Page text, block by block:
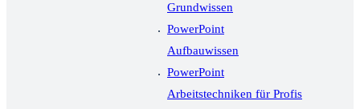
Grundwissen
PowerPoint
Aufbauwissen
PowerPoint
Arbeitstechniken für Profis